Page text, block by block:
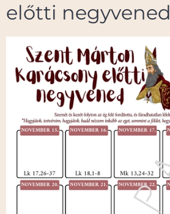
előtti negyvened